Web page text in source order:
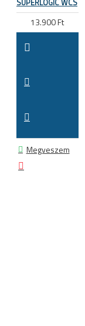
SUPERLOGIC WCS
13.900 Ft
Megveszem